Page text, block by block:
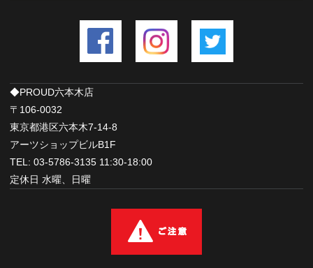
◆PROUD六本木店
〒106-0032
東京都港区六本木7-14-8
アーツショップビルB1F
TEL: 03-5786-3135 11:30-18:00
定休日 水曜、日曜